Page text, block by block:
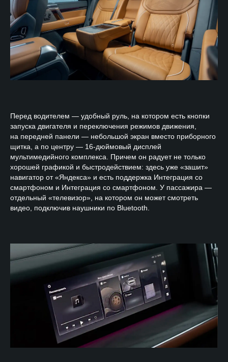
Перед водителем — удобный руль, на котором есть кнопки
запуска двигателя и переключения режимов движения,
на передней панели — небольшой экран вместо приборного
щитка, а по центру — 16-дюймовый дисплей
мультимедийного комплекса. Причем он радует не только
хорошей графикой и быстродействием: здесь уже «зашит»
навигатор от «Яндекса» и есть поддержка Интеграция со
смартфоном и Интеграция со смартфоном. У пассажира —
отдельный «телевизор», на котором он может смотреть
видео, подключив наушники по Bluetooth.